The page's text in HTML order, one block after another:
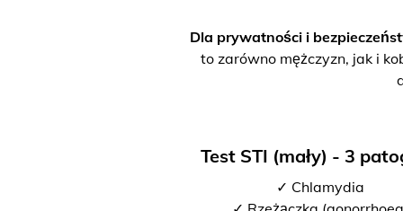
Dla prywatności i
to zarówno mężczyzn, jak i
Test STI (mały) - 3
✓ Chlamydia